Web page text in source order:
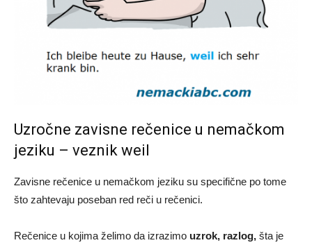
Uzročne zavisne rečenice u nemačkom
jeziku – veznik weil
Zavisne rečenice u nemačkom jeziku su specifične po tome
što zahtevaju poseban red reči u rečenici.
Rečenice u kojima želimo da izrazimo uzrok, razlog, šta je